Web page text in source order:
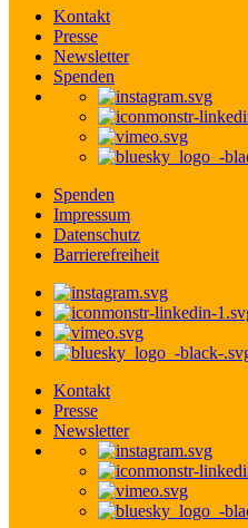
Kontakt
Presse
Newsletter
Spenden
Spenden
Impressum
Datenschutz
Barrierefreiheit
Kontakt
Presse
Newsletter